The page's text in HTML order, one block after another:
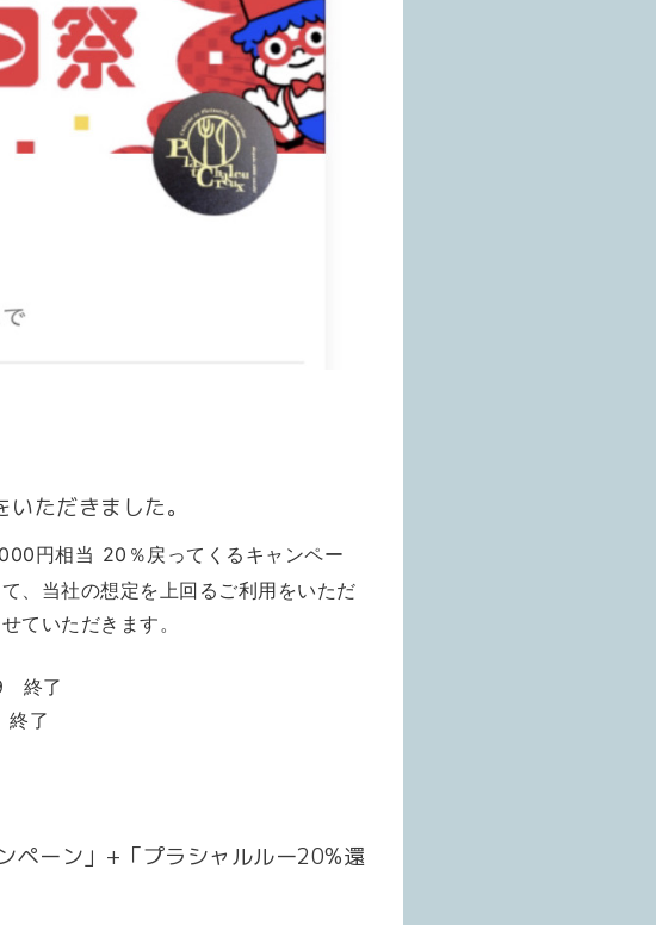
ただきました。
円相当 20％戻ってくるキャンペー
て、当社の想定を上回るご利用をいただ
ていただきます。
終了
終了
ペーン」+「プラシャルルー20%還